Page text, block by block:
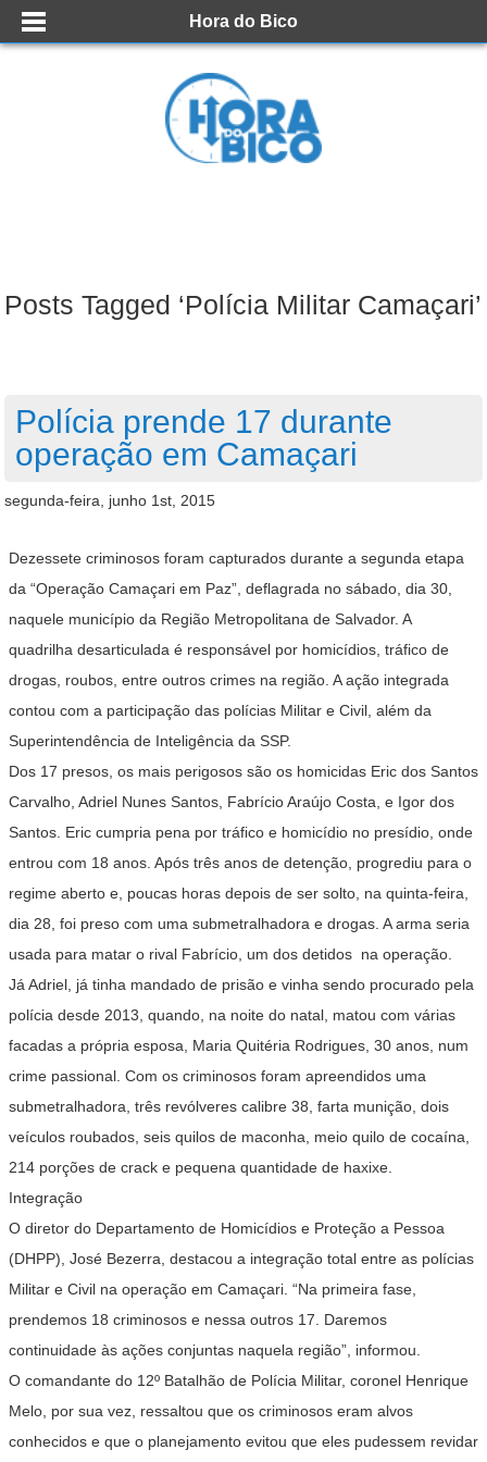
Hora do Bico
Posts Tagged ‘Polícia Militar Camaçari’
Polícia prende 17 durante
operação em Camaçari
segunda-feira, junho 1st, 2015
Dezessete criminosos foram capturados durante a segunda etapa
da “Operação Camaçari em Paz”, deflagrada no sábado, dia 30,
naquele município da Região Metropolitana de Salvador. A
quadrilha desarticulada é responsável por homicídios, tráfico de
drogas, roubos, entre outros crimes na região. A ação integrada
contou com a participação das polícias Militar e Civil, além da
Superintendência de Inteligência da SSP.
Dos 17 presos, os mais perigosos são os homicidas Eric dos Santos
Carvalho, Adriel Nunes Santos, Fabrício Araújo Costa, e Igor dos
Santos. Eric cumpria pena por tráfico e homicídio no presídio, onde
entrou com 18 anos. Após três anos de detenção, progrediu para o
regime aberto e, poucas horas depois de ser solto, na quinta-feira,
dia 28, foi preso com uma submetralhadora e drogas. A arma seria
usada para matar o rival Fabrício, um dos detidos na operação.
Já Adriel, já tinha mandado de prisão e vinha sendo procurado pela
polícia desde 2013, quando, na noite do natal, matou com várias
facadas a própria esposa, Maria Quitéria Rodrigues, 30 anos, num
crime passional. Com os criminosos foram apreendidos uma
submetralhadora, três revólveres calibre 38, farta munição, dois
veículos roubados, seis quilos de maconha, meio quilo de cocaína,
214 porções de crack e pequena quantidade de haxixe.
Integração
O diretor do Departamento de Homicídios e Proteção a Pessoa
(DHPP), José Bezerra, destacou a integração total entre as polícias
Militar e Civil na operação em Camaçari. “Na primeira fase,
prendemos 18 criminosos e nessa outros 17. Daremos
continuidade às ações conjuntas naquela região”, informou.
O comandante do 12º Batalhão de Polícia Militar, coronel Henrique
Melo, por sua vez, ressaltou que os criminosos eram alvos
conhecidos e que o planejamento evitou que eles pudessem revidar